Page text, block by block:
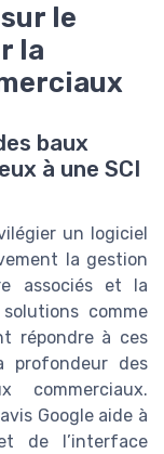
le
la
baux
à une SCI
un logiciel
la gestion
associés et la
comme
répondre à ces
profondeur des
commerciaux.
Google aide à
de l’interface